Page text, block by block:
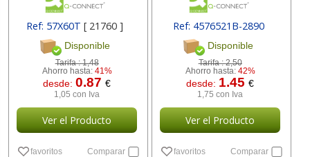
Ref: 57X60T[ 21760 ]
Disponible
Tarifa :1,48
Ahorro hasta: 41%
desde:0.87€
1,05 con Iva
Ver el Producto
favoritos Comparar
Ref: 4576521B-2890
[ 19349 ]
Disponible
Tarifa :2,50
Ahorro hasta: 42%
desde: 1.45€
1,75 con Iva
Ver el Producto
favoritos Comparar